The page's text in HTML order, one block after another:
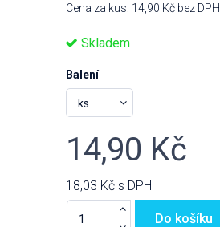
Cena za kus: 14,90 Kč bez DPH
Skladem
Balení
14,90 Kč
18,03 Kč s DPH
Do košíku